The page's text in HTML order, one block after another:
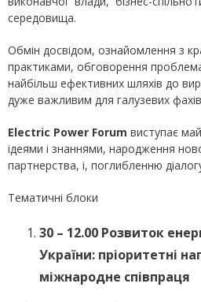
середовища.
Обмін досвідом, ознайомлення з
практиками, обговорення
найбільш ефективних шляхів до
дуже важливим для галузевих
Electric Power Forum виступає
ідеями і знаннями, народження
партнерства, і, поглибленню
Тематичні блоки
30 – 12.00 Розвиток
України: пріоритетні
міжнародне співпраця